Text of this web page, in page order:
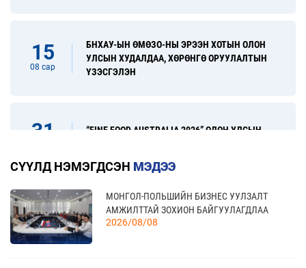
15
08 сар
БНХАУ-ЫН ӨМӨЗО-НЫ ЭРЭЭН ХОТЫН ОЛОН
УЛСЫН ХУДАЛДАА, ХӨРӨНГӨ ОРУУЛАЛТЫН
ҮЗЭСГЭЛЭН
31
“FINE FOOD AUSTRALIA 2026” ОЛОН УЛСЫН
17
09 сар
“УЛААНБААТАР ТҮНШЛЭЛ 2026” ХҮНСНИЙ
САЛБАРЫН ОЛОН УЛСЫН ҮЗЭСГЭЛЭН
СҮҮЛД НЭМЭГДСЭН МЭДЭЭ
МОНГОЛ-ПОЛЬШИЙН БИЗНЕС УУЛЗАЛТ
АМЖИЛТТАЙ ЗОХИОН БАЙГУУЛАГДЛАА
2026/08/08